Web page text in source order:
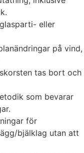
eller
på vind,
tas bort och
som bevarar
för
bjälklag utan att